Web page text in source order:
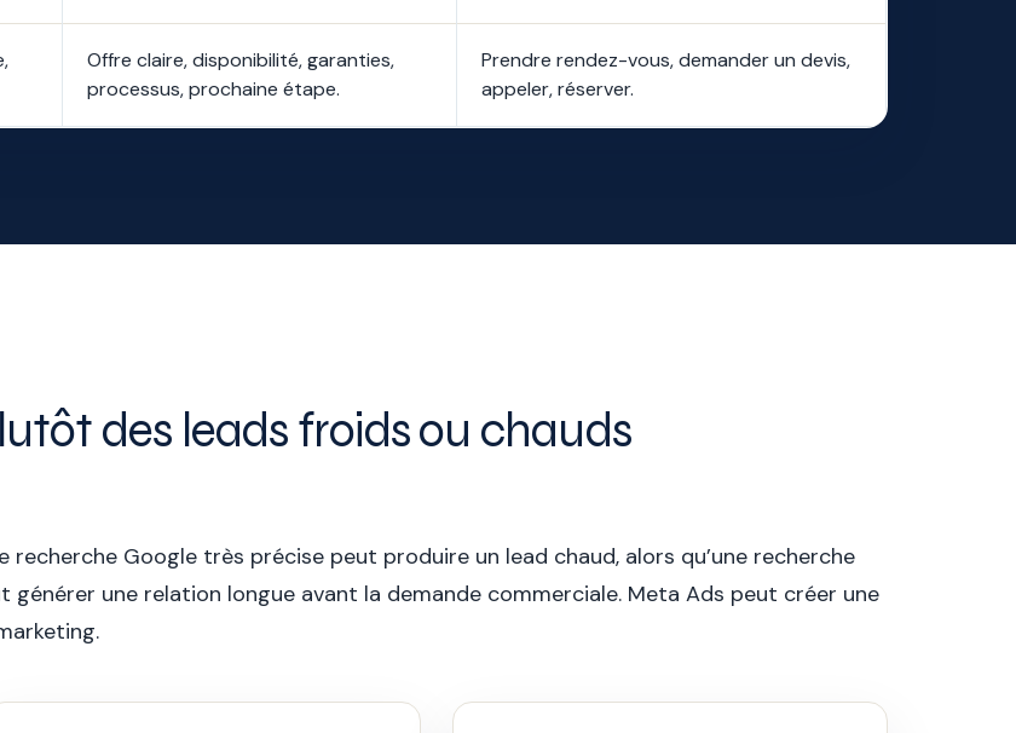
Offre claire, disponibilité, garanties,
processus, prochaine étape.
Prendre rendez-vous, demander un devis,
appeler, réserver.
des leads froids ou chauds
recherche Google très précise peut produire un lead chaud, alors qu’une recherche
une relation longue avant la demande commerciale. Meta Ads peut créer une